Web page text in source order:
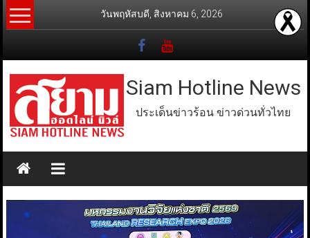
Skip
to
วันพฤหัสบดี, สิงหาคม 6, 2026
Siam Hotline News
ประเด็นข่าวร้อน ข่าวด่วนทั่วไทย